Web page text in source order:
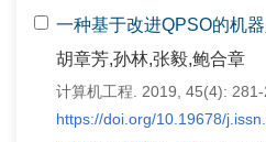
一种基于改进QPSO的机
胡章芳,孙林,张毅,鲍合章
计算机工程. 2019, 45(4): 281-
https://doi.org/10.19678/